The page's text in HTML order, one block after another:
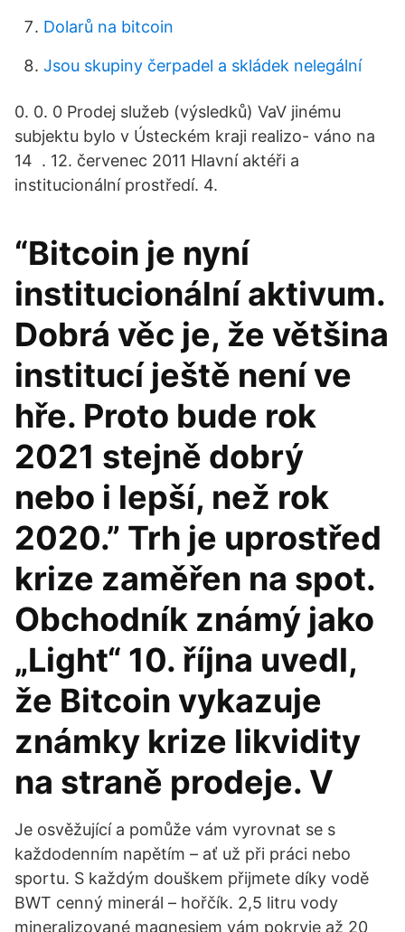
Dolarů na bitcoin
Jsou skupiny čerpadel a skládek nelegální
0. 0. 0 Prodej služeb (výsledků) VaV jinému
subjektu bylo v Ústeckém kraji realizo- váno na
14 . 12. červenec 2011 Hlavní aktéři a
institucionální prostředí. 4.
“Bitcoin je nyní
institucionální aktivum.
Dobrá věc je, že většina
institucí ještě není ve
hře. Proto bude rok
2021 stejně dobrý
nebo i lepší, než rok
2020.” Trh je uprostřed
krize zaměřen na spot.
Obchodník známý jako
„Light“ 10. října uvedl,
že Bitcoin vykazuje
známky krize likvidity
na straně prodeje. V
Je osvěžující a pomůže vám vyrovnat se s
každodenním napětím – ať už při práci nebo
sportu. S každým douškem přijmete díky vodě
BWT cenný minerál – hořčík. 2,5 litru vody
mineralizované magnesiem vám pokryje až 20